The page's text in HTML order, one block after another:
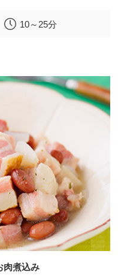
10～25分
肉煮込み